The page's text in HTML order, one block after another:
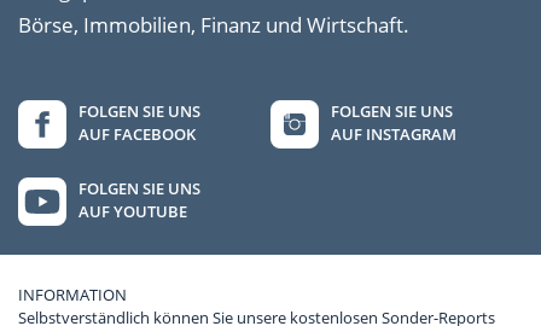
Börse, Immobilien, Finanz und Wirtschaft.
FOLGEN SIE UNS
AUF FACEBOOK
FOLGEN SIE UNS
AUF INSTAGRAM
FOLGEN SIE UNS
AUF YOUTUBE
INFORMATION
Selbstverständlich können Sie unsere kostenlosen Sonder-Reports